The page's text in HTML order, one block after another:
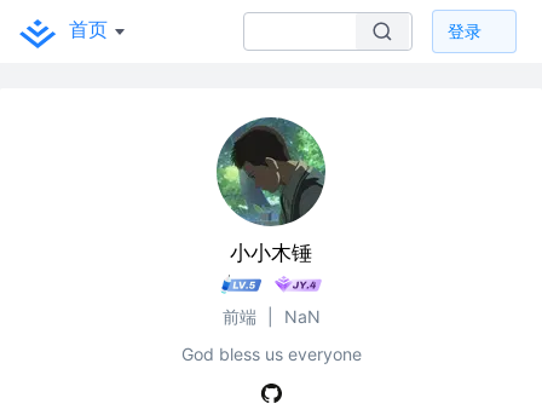
首页 登录
小小木锤
前端
NaN
God bless us everyone